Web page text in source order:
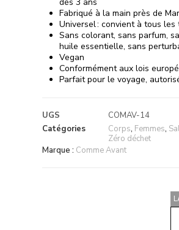
Fabriqué à la main près de
Universel : convient à tous les
Sans colorant, sans parfum,
huile essentielle, sans
Vegan
Conformément aux lois
Parfait pour le voyage,
UGS
COMAV-14
Catégories
Corps, Femmes,
Zéro déchet
Marque : Comme Avant